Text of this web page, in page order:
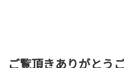
ご覧頂きありがとう